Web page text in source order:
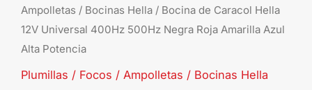
Ampolletas / Bocinas Hella / Bocina de Caracol Hella
12V Universal 400Hz 500Hz Negra Roja Amarilla Azul
Alta Potencia
Plumillas / Focos / Ampolletas / Bocinas Hella